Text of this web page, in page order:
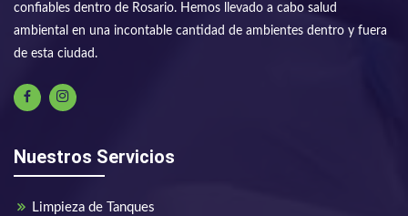
confiables dentro de Rosario. Hemos llevado a cabo salud
ambiental en una incontable cantidad de ambientes dentro y fuera
de esta ciudad.
Nuestros Servicios
Limpieza de Tanques